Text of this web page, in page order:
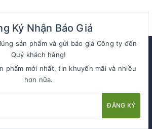
Ký Nhận Báo Giá
sản phẩm và gửi báo giá Công ty đến
Quý khách hàng!
phẩm mới nhất, tin khuyến mãi và nhiều
hơn nữa.
ĐĂNG KÝ